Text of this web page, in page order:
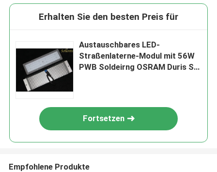
Erhalten Sie den besten Preis für
Austauschbares LED-
Straßenlaterne-Modul mit 56W
PWB Soldeirng OSRAM Duris S5
Fortsetzen
Empfohlene Produkte